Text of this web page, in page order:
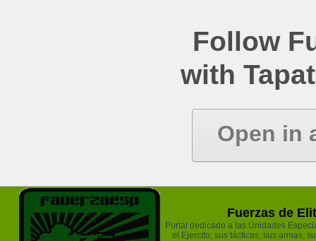
Follow
with
Open in
Fuerzas de
Portal dedicado a las Unidades
el Ejercito, sus tácticas, sus armas,